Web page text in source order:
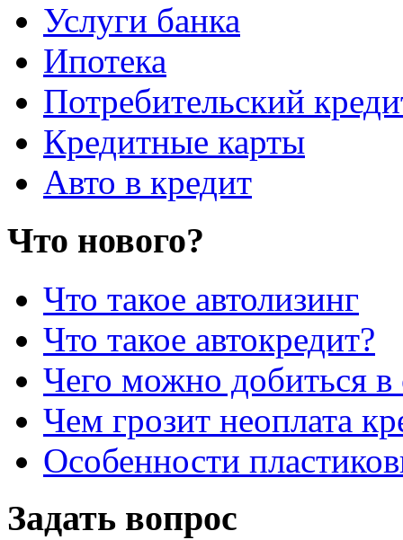
Услуги банка
Ипотека
Потребительский
Кредитные карты
Авто в кредит
Что нового?
Что такое автолизинг
Что такое автокредит?
Чего можно добиться в
Чем грозит неоплата
Особенности
Задать вопрос